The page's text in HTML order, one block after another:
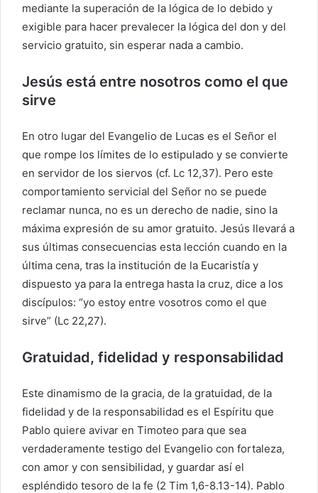
mediante la superación de la lógica de lo debido y
exigible para hacer prevalecer la lógica del don y del
servicio gratuito, sin esperar nada a cambio.
Jesús está entre nosotros como el que
sirve
En otro lugar del Evangelio de Lucas es el Señor el
que rompe los límites de lo estipulado y se convierte
en servidor de los siervos (cf. Lc 12,37). Pero este
comportamiento servicial del Señor no se puede
reclamar nunca, no es un derecho de nadie, sino la
máxima expresión de su amor gratuito. Jesús llevará a
sus últimas consecuencias esta lección cuando en la
última cena, tras la institución de la Eucaristía y
dispuesto ya para la entrega hasta la cruz, dice a los
discípulos: “yo estoy entre vosotros como el que
sirve” (Lc 22,27).
Gratuidad, fidelidad y responsabilidad
Este dinamismo de la gracia, de la gratuidad, de la
fidelidad y de la responsabilidad es el Espíritu que
Pablo quiere avivar en Timoteo para que sea
verdaderamente testigo del Evangelio con fortaleza,
con amor y con sensibilidad, y guardar así el
espléndido tesoro de la fe (2 Tim 1,6-8.13-14). Pablo